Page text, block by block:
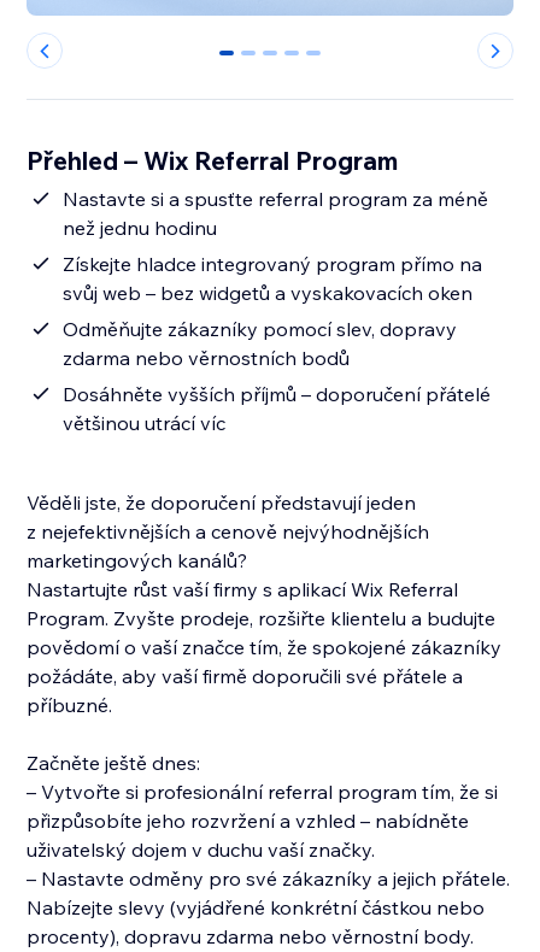
0 1 2 3 4
Přehled – Wix Referral Program
Nastavte si a spusťte referral program za méně
než jednu hodinu
Získejte hladce integrovaný program přímo na
svůj web – bez widgetů a vyskakovacích oken
Odměňujte zákazníky pomocí slev, dopravy
zdarma nebo věrnostních bodů
Dosáhněte vyšších příjmů – doporučení přátelé
většinou utrácí víc
Věděli jste, že doporučení představují jeden
z nejefektivnějších a cenově nejvýhodnějších
marketingových kanálů?
Nastartujte růst vaší firmy s aplikací Wix Referral
Program. Zvyšte prodeje, rozšiřte klientelu a budujte
povědomí o vaší značce tím, že spokojené zákazníky
požádáte, aby vaší firmě doporučili své přátele a
příbuzné.
Začněte ještě dnes:
– Vytvořte si profesionální referral program tím, že si
přizpůsobíte jeho rozvržení a vzhled – nabídněte
uživatelský dojem v duchu vaší značky.
– Nastavte odměny pro své zákazníky a jejich přátele.
Nabízejte slevy (vyjádřené konkrétní částkou nebo
procenty), dopravu zdarma nebo věrnostní body.